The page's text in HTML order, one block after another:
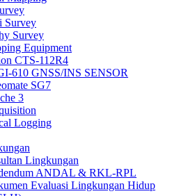
Survey
Survey
Equipment
CTS-112R4
610 GNSS/INS SENSOR
SG7
3
Logging
Lingkungan
ANDAL & RKL-RPL
Evaluasi Lingkungan Hidup